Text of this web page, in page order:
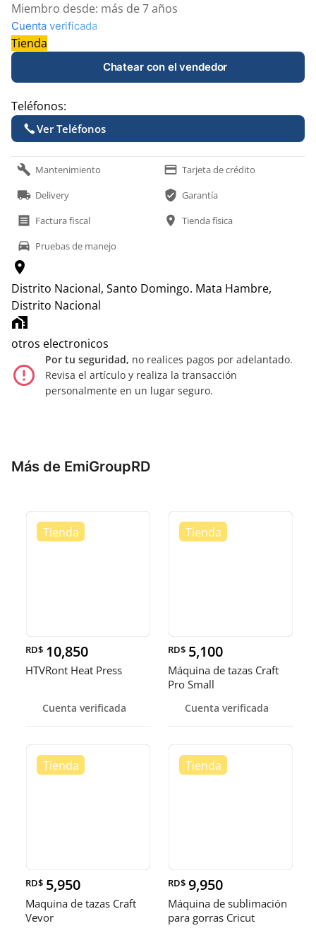
Miembro desde: más de 7 años
Cuenta verificada
Tienda
Chatear con el vendedor
Teléfonos:
Ver Teléfonos
build Mantenimiento payment Tarjeta de crédito
local_shipping Delivery verified_user Garantía
receipt Factura fiscal location_on Tienda física
time_to_leave Pruebas de manejo
location_on
Distrito Nacional, Santo Domingo. Mata Hambre,
Distrito Nacional
home_work
otros electronicos
error_outline
Por tu seguridad, no realices pagos por adelantado.
Revisa el artículo y realiza la transacción
personalmente en un lugar seguro.
Más de EmiGroupRD
RD$ 10,850
HTVRont Heat Press
Cuenta verificada
RD$ 5,100
Máquina de tazas Craft
Pro Small
Cuenta verificada
RD$ 5,950
Maquina de tazas Craft
Vevor
RD$ 9,950
Máquina de sublimación
para gorras Cricut